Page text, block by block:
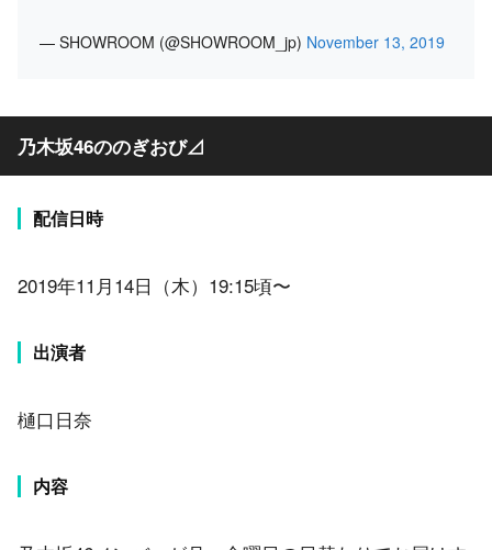
— SHOWROOM (@SHOWROOM_jp) November 13, 2019
乃木坂46ののぎおび⊿
配信日時
2019年11月14日（木）19:15頃〜
出演者
樋口日奈
内容